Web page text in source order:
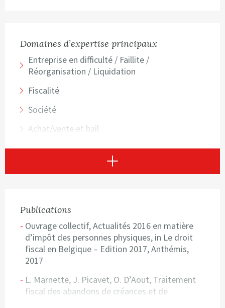
Domaines d’expertise principaux
Entreprise en difficulté / Faillite /
Réorganisation / Liquidation
Fiscalité
Société
Achat/vente et bail
Contrat
Voir plus
Publications
Ouvrage collectif, Actualités 2016 en matière
d’impôt des personnes physiques, in Le droit
fiscal en Belgique – Edition 2017, Anthémis,
2017
L. Marnette, J. Picavet, O. D’Aout, Traitement
fiscal des abandons de créances et de